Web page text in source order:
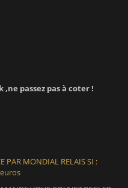
passez pas à coter !
PAR MONDIAL RELAIS SI :